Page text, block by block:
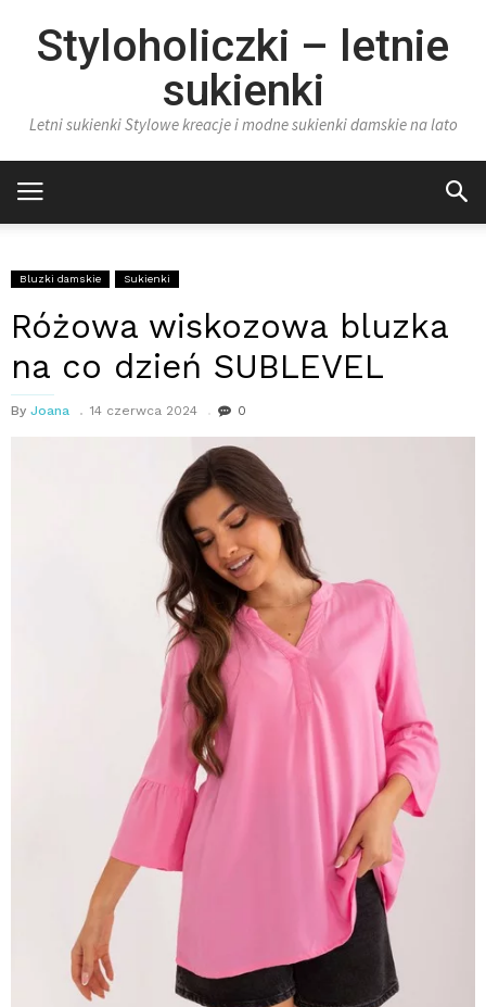
Styloholiczki – letnie
sukienki
Letni sukienki Stylowe kreacje i modne sukienki damskie na lato
Bluzki damskie Sukienki
Różowa wiskozowa bluzka
na co dzień SUBLEVEL
By Joana 14 czerwca 2024 0